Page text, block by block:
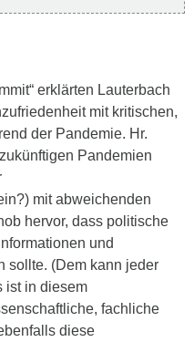
erklärten Lauterbach
mit kritischen,
der Pandemie. Hr.
Pandemien
mit abweichenden
hervor, dass politische
und
sollte. (Dem kann jeder
ist in diesem
fachliche
diese